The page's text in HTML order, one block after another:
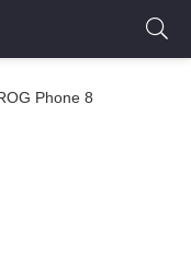
Phone 8